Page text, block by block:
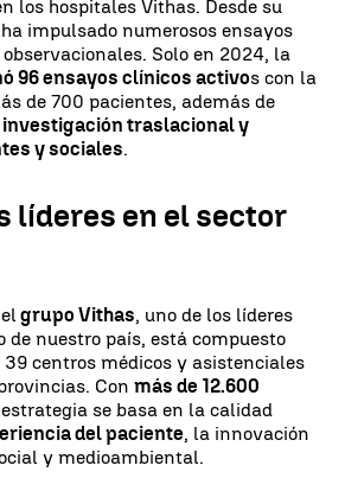
los hospitales Vithas. Desde su
impulsado numerosos ensayos
Solo en 2024, la
96 ensayos clínicos activos con la
de 700 pacientes, además de
investigación traslacional y
y sociales.
líderes en el sector
grupo Vithas, uno de los líderes
de nuestro país, está compuesto
39 centros médicos y asistenciales
Con más de 12.600
se basa en la calidad
del paciente, la innovación
y medioambiental.